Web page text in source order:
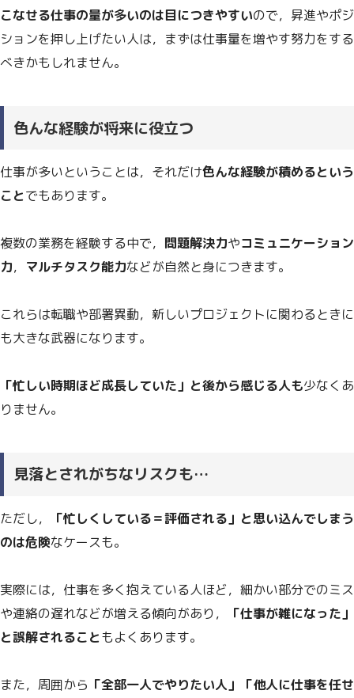
こなせる仕事の量が多いのは目につきやすいので，昇進やポジ
ションを押し上げたい人は，まずは仕事量を増やす努力をする
べきかもしれません。
色んな経験が将来に役立つ
仕事が多いということは，それだけ色んな経験が積めるという
ことでもあります。
複数の業務を経験する中で， 問題解決力やコミュニケーション
力， マルチタスク能力などが自然と身につきます。
これらは転職や部署異動，新しいプロジェクトに関わるときに
も大きな武器になります。
「忙しい時期ほど成長していた」と後から感じる人も少なくあ
りません。
見落とされがちなリスクも…
ただし，
「忙しくしている＝評価される」と思い込んでしまう
のは危険なケースも。
実際には，仕事を多く抱えている人ほど，細かい部分でのミス
や連絡の遅れなどが増える傾向があり，
「仕事が雑になった」
と誤解されることもよくあります。
また，周囲から 「全部一人でやりたい人」「他人に仕事を任せ